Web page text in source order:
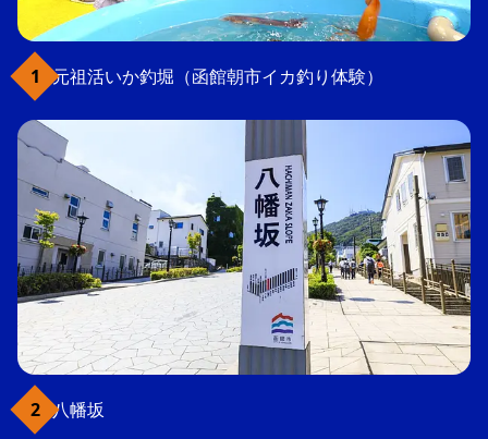
元祖活いか釣堀（函館朝市イカ釣り体験）
八幡坂